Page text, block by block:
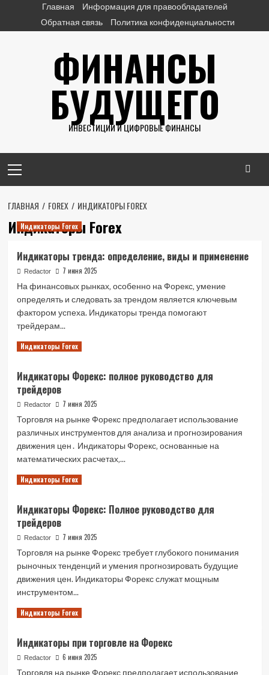
Главная
Информация для правообладателей
Обратная связь
Политика конфиденциальности
ФИНАНСЫ
БУДУЩЕГО
ИНВЕСТИЦИИ И ЦИФРОВЫЕ ФИНАНСЫ
меню
ГЛАВНАЯ FOREX ИНДИКАТОРЫ FOREX
Индикаторы Forex
Индикаторы Forex
Индикаторы тренда: определение, виды и применение
Redactor 7 июня 2025
На финансовых рынках‚ особенно на Форекс‚ умение
определять и следовать за трендом является ключевым
фактором успеха. Индикаторы тренда помогают
трейдерам...
Читать далееRead
Индикаторы
определение,
и
применение
Индикаторы Forex
Индикаторы Форекс: полное руководство для
трейдеров
Redactor 7 июня 2025
Торговля на рынке Форекс предполагает использование
различных инструментов для анализа и прогнозирования
движения цен․ Индикаторы Форекс‚ основанные на
математических расчетах‚...
Читать далееRead
Индикаторы
полное
для
трейдеров
Индикаторы Forex
Индикаторы Форекс: Полное руководство для
трейдеров
Redactor 7 июня 2025
Торговля на рынке Форекс требует глубокого понимания
рыночных тенденций и умения прогнозировать будущие
движения цен. Индикаторы Форекс служат мощным
инструментом...
Читать далееRead
Индикаторы
Форекс:
Индикаторы Forex
Индикаторы при торговле на Форекс
Redactor 6 июня 2025
Торговля на рынке Форекс предполагает использование